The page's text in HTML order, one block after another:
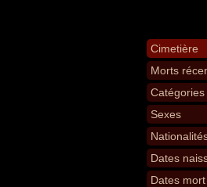
Cimetière
Morts
Catégories
Sexes
Dates
Dates mort